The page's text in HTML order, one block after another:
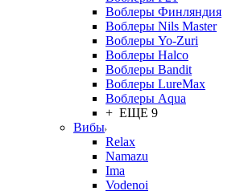
Воблеры Финляндия
Воблеры Nils Master
Воблеры Yo-Zuri
Воблеры Halco
Воблеры Bandit
Воблеры LureMax
Воблеры Aqua
+ ЕЩЕ 9
Вибы
Relax
Namazu
Ima
Vodenoi